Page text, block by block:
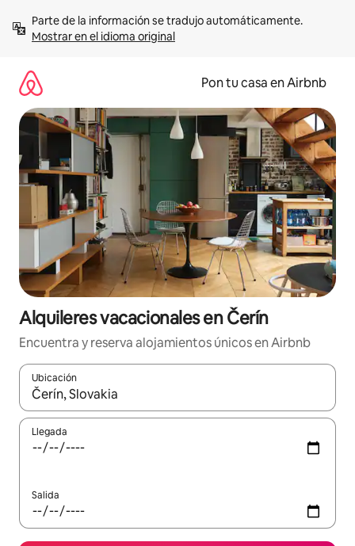
contenidoMostrar en el idioma original
Pon tu casa en Airbnb
Alquileres vacacionales en Čerín
Encuentra y reserva alojamientos únicos en Airbnb
Ubicación
Cuando los resultados estén disponibles, navega con las
Llegada
Salida